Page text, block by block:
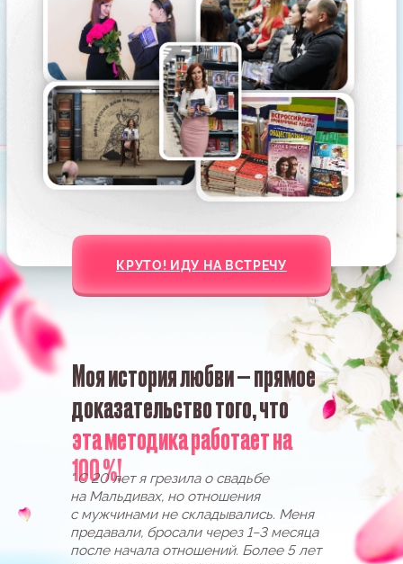
изменения начинаются
гораздо раньше: мужчина
выходит на связь, дарит
цветы, просит прощения,
инициирует встречу…
контактировать с мужчиной.
Вы будете работать
со своим состоянием,
с желаниями, использовать
закон притяжения и закон
зеркала. В результате
практик мужчина сам выйдет
на связь и захочет быть
с вами.
ВАШИ ПОДАРКИ ГОТОВЫ
Регистрируйтесь на БЕСПЛАТНЫЙ
МАСТЕР-КЛАСС, и мы сразу вышлем их
на ваш e-mail.
Поторопитесь, подарки сгорят через
ЗАБРАТЬ ПОДАРКИ
на мастер-классе!
“
Листай вправо
09:42